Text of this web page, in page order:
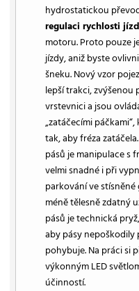
hydrostatickou
regulaci rychlosti
motoru. Proto pouze
jízdy, aniž byste
šneku. Nový vzor
lepší trakci,
vrstevnici a jsou
„zatáčecími
tak, aby fréza
pásů je manipulace s
velmi snadné i při
parkování ve stísněné
méně tělesně zdatný
pásů je technická
aby pásy nepoškodily
pohybuje. Na práci si
výkonným LED
účinností.